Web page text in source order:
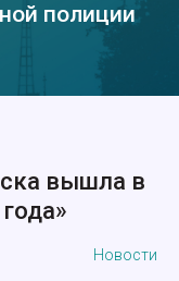
полиции
вышла в
Новости